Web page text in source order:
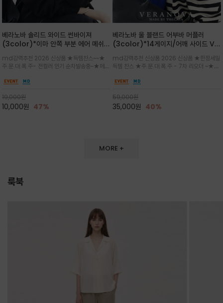
베라노바 솔리드 와이드 썬바이져
(3color)*이마 안쪽 부분 에어 메쉬
노바 심볼 전사 인쇄(Transfer
Printing)뒷밴딩으로 사이즈 조절이 가
능해 누구나 안정적으로 착용
md강력추천 2026 신상품 ★득템찬스~~★
주.문.대.폭.주- 전컬러 인기 순차발송중~★메쉬
일 보송보송한 스킨케어 핏(Skin-care fit)을
프,여행까지~~
19,000원
10,000원 47%
베라노바 울 블랜드 어부바 머플러
(3color)*14게이지/어깨 사이드 VN
잡는 감각적인 레이어드 니트 어부바숄/
뒷면의 은은한 V자 조직감과 부드러운
터치감으로 완성도를 높였으며, 단조로
md강력추천 신상품 2026 신상품 ★한정세일
득템 찬스 ★주.문.대.폭.주 - 7차 리오더 ~★셔
인트를 주기 좋으며, 소매 끝단에 위치한 실버
스러움을 동시에
59,000원
35,000원 40%
MORE +
룩북